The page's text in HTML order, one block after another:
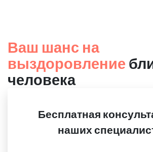
Ваш шанс на
выздоровление
человека
Бесплатная
наших